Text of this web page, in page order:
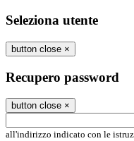
Seleziona utente
button close ×
Recupero password
button close ×
all'indirizzo indicato con le